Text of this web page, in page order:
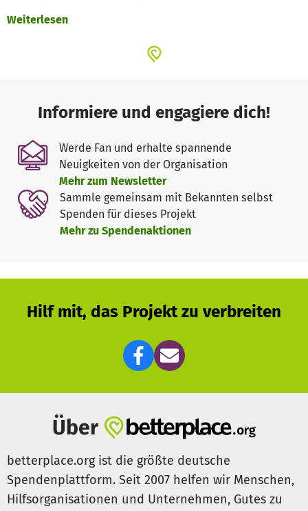
Schüler*innen, ehrenamtlichen Lehrkräften und
- Aufenthaltsraum für die Mittagspause im anderen
Unser Zeitplan:
Im Dezember 2024 erarbeiten wir das neue Raumkonzept
für die Küche.
Im Januar 2025 setzen wir die Planung um:
- Streichen der Wände und Renovieren des Bodens
- Bestellung und Einbau der Möbel
- Besorgen des Kücheninventars
Weiterlesen
Informiere und engagiere dich!
Werde Fan und erhalte spannende
Neuigkeiten von der Organisation
Mehr zum Newsletter
Sammle gemeinsam mit Bekannten selbst
Spenden für dieses Projekt
Mehr zu Spendenaktionen
Hilf mit, das Projekt zu verbreiten
Über
betterplace.org ist die größte deutsche
Spendenplattform. Seit 2007 helfen wir Menschen,
Hilfsorganisationen und Unternehmen, Gutes zu